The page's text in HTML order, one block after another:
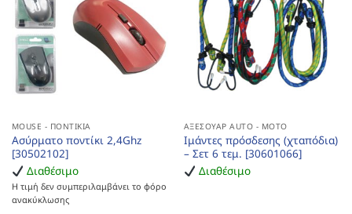
MOUSE - ΠΟΝΤΊΚΙΑ
Ασύρματο ποντίκι 2,4Ghz
[30502102]
Διαθέσιμο
Η τιμή δεν συμπεριλαμβάνει το φόρο
ανακύκλωσης
ΑΞΕΣΟΥΆΡ AUTO - MOTO
Ιμάντες πρόσδεσης (χταπόδια)
– Σετ 6 τεμ. [30601066]
Διαθέσιμο